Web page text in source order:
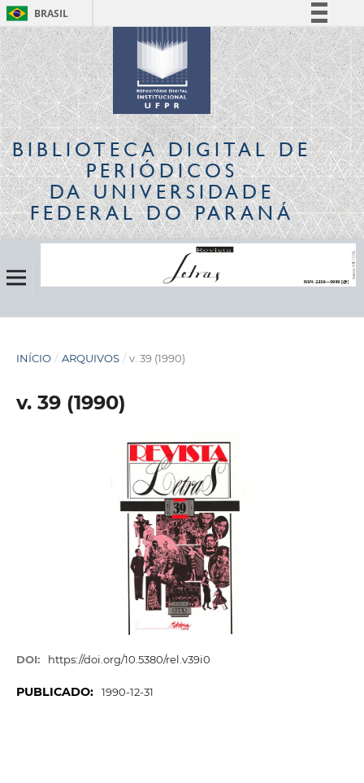
BRASIL
Simplifique!
Comunica BR
Participe
Acesso à informação
Legislação
Canais
BIBLIOTECA DIGITALDE
PERIÓDICOS
DA UNIVERSIDADE
FEDERAL DO PARANÁ
INÍCIO / ARQUIVOS / v. 39 (1990)
v. 39 (1990)
DOI: https://doi.org/10.5380/rel.v39i0
PUBLICADO: 1990-12-31